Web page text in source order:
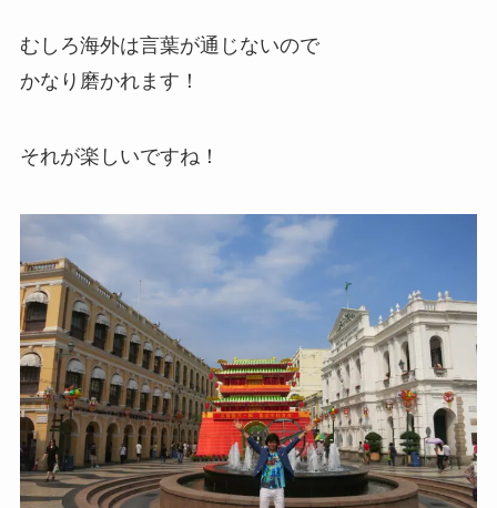
むしろ海外は言葉が通じないので
かなり磨かれます！
それが楽しいですね！